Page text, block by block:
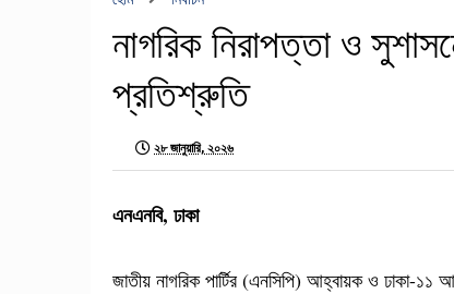
নাগরিক নিরাপত্তা ও
প্রতিশ্রুতি
২৮ জানুয়ারি, ২০২৬
এনএনবি, ঢাকা
জাতীয় নাগরিক পার্টির (এনসিপি) আহ্বায়ক ও ঢাকা-১১